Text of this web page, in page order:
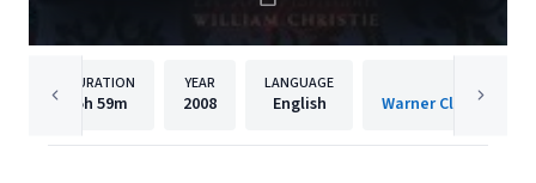
DURATION
5h 59m
YEAR
2008
LANGUAGE
English Warner Classics